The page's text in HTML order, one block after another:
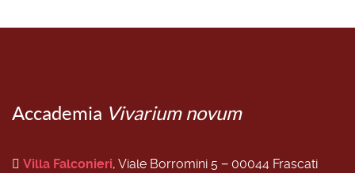
Accademia Vivarium novum
Villa Falconieri, Viale Borromini 5 − 00044 Frascati